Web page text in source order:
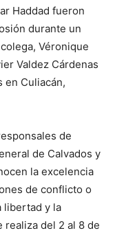
Haddad fueron
durante un
Véronique
Valdez Cárdenas
en Culiacán,
de
de Calvados y
la excelencia
de conflicto o
libertad y la
realiza del 2 al 8 de